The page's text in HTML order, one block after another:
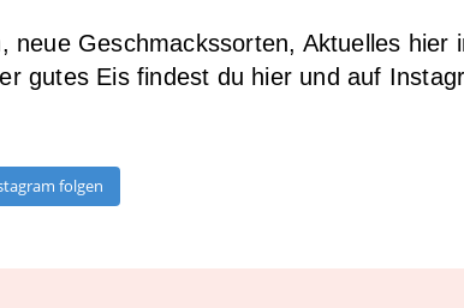
Geschmackssorten, Aktuelles hier
gutes Eis findest du hier und auf
folgen